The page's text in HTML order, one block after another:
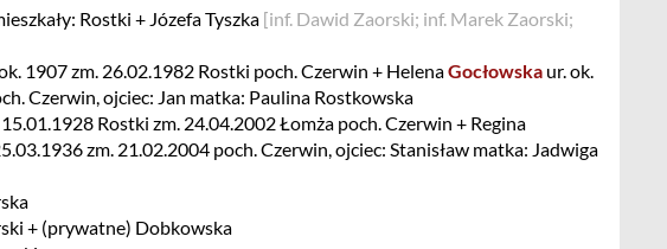
Rostki + Józefa Tyszka [inf. Dawid Zaorski; inf. Marek Zaorski;
1907 zm. 26.02.1982 Rostki poch. Czerwin + HelenaGocłowska ur. ok.
Czerwin, ojciec: Jan matka: Paulina Rostkowska
Rostki zm. 24.04.2002 Łomża poch. Czerwin + Regina
zm. 21.02.2004 poch. Czerwin, ojciec: Stanisław matka: Jadwiga
+ (prywatne) Dobkowska